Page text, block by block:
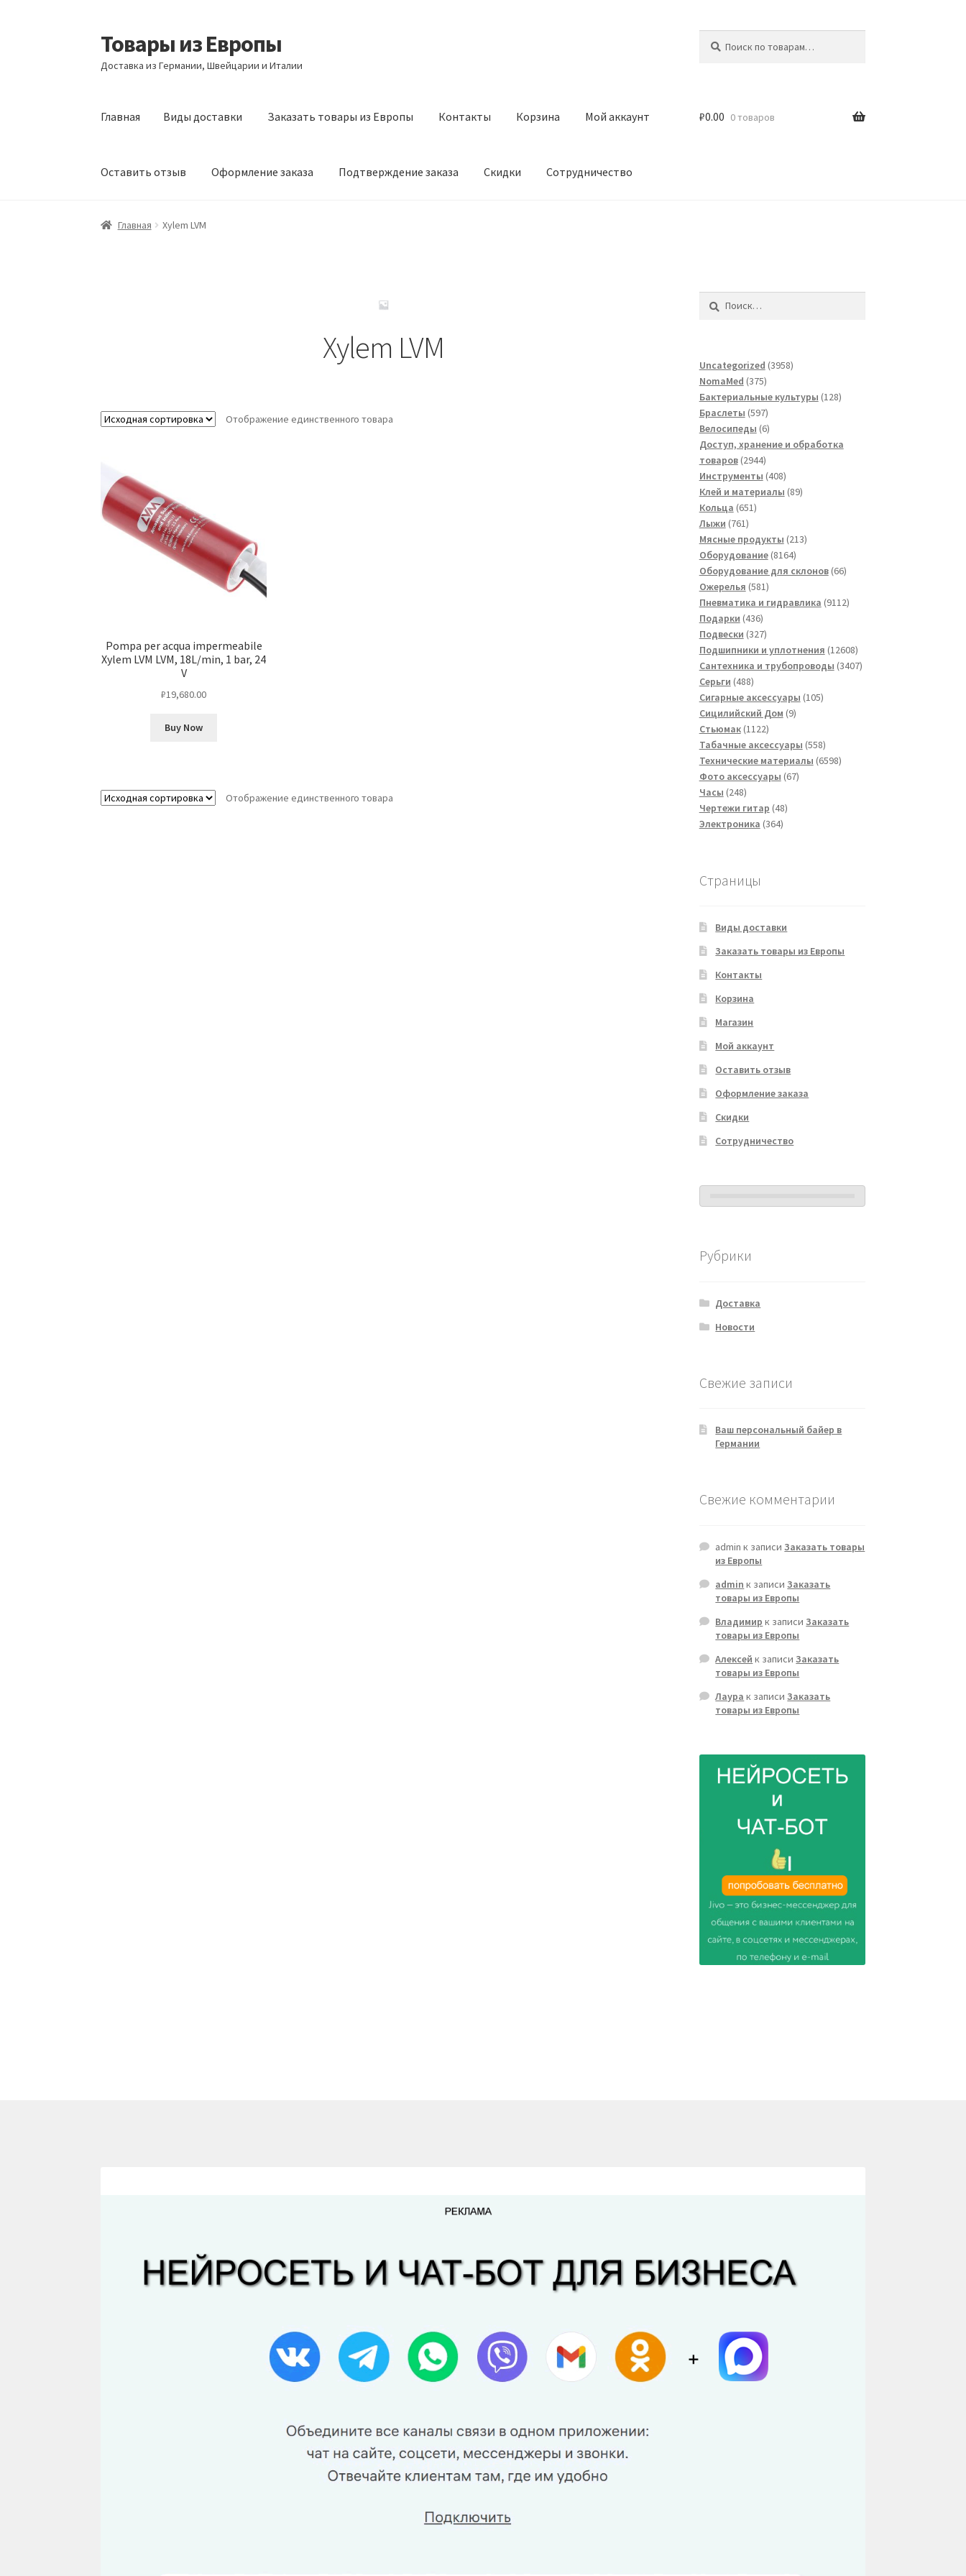
Перейти
к
навигации
Перейти
к
содержимому
Товары из Европы
Доставка из Германии, Швейцарии и Италии
Главная Виды доставки Заказать товары из Европы Контакты Корзина Мой аккаунт
Оставить отзыв Оформление заказа Подтверждение заказа Скидки Сотрудничество
Главная Виды доставки
₽0.00 0 товаров
Главная Xylem LVM
Xylem LVM
Отображение единственного товара
Pompa per acqua impermeabile
Xylem LVM LVM, 18L/min, 1 bar, 24
V
₽19,680.00
Buy Now
Отображение единственного товара
Uncategorized 39583958
NomaMed 375375
товаров
Бактериальные культуры 128128
Браслеты 597597
товаров
Велосипеды 66
товаров
Доступ, хранение и обработка
товаров 29442944
товара
Инструменты 408408
товаров
Клей и материалы 8989
Кольца 651651
Лыжи 761761
товар
Мясные продукты 213213
Оборудование 81648164
товара
Оборудование для склонов 6666
Ожерелья 581581
товар
Пневматика и гидравлика 91129112
Подарки 436436
товаров
Подвески 327327
товаров
Подшипники и уплотнения 1260812608
товаров
Сантехника и трубопроводы 34073407
Серьги 488488
товаров
Сигарные аксессуары 105105
Сицилийский Дом 99
Стьюмак 11221122
товара
Табачные аксессуары 558558
товаров
Технические материалы 65986598
Фото аксессуары 6767
Часы 248248
товаров
Чертежи гитар 4848
Электроника 364364
Страницы
Виды доставки
Заказать товары из Европы
Контакты
Корзина
Магазин
Мой аккаунт
Оставить отзыв
Оформление заказа
Скидки
Сотрудничество
Рубрики
Доставка
Новости
Свежие записи
Ваш персональный байер в
Германии
Свежие комментарии
admin к записиЗаказать товары
из Европы
admin к записиЗаказать
товары из Европы
Владимир к записиЗаказать
товары из Европы
Алексей к записиЗаказать
товары из Европы
Лаура к записиЗаказать
товары из Европы